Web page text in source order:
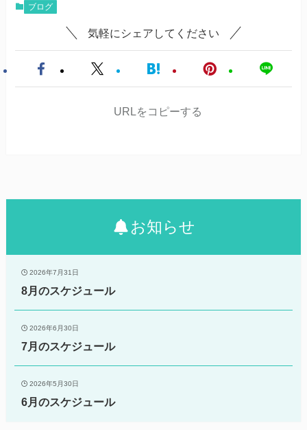
ブログ
気軽にシェアしてください
URLをコピーする
お知らせ
2026年7月31日
8月のスケジュール
2026年6月30日
7月のスケジュール
2026年5月30日
6月のスケジュール